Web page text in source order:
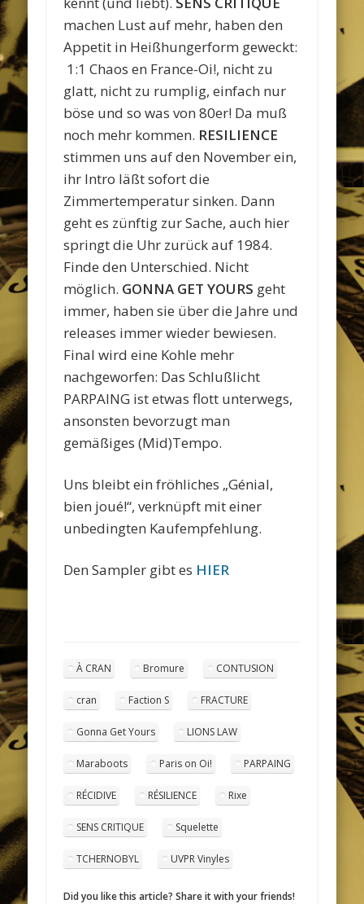
machen Lust auf mehr, haben den
Appetit in Heißhungerform geweckt:
1:1 Chaos en France-Oi!, nicht zu
glatt, nicht zu rumplig, einfach nur
böse und so was von 80er! Da muß
noch mehr kommen. RESILIENCE
stimmen uns auf den November ein,
ihr Intro läßt sofort die
Zimmertemperatur sinken. Dann
geht es zünftig zur Sache, auch hier
springt die Uhr zurück auf 1984.
Finde den Unterschied. Nicht
möglich. GONNA GET YOURS geht
immer, haben sie über die Jahre und
releases immer wieder bewiesen.
Final wird eine Kohle mehr
nachgeworfen: Das Schlußlicht
PARPAING ist etwas flott unterwegs,
ansonsten bevorzugt man
gemäßiges (Mid)Tempo.
Uns bleibt ein fröhliches „Génial,
bien joué!“, verknüpft mit einer
unbedingten Kaufempfehlung.
Den Sampler gibt es HIER
À CRAN Bromure CONTUSION
cran Faction S FRACTURE
Gonna Get Yours LIONS LAW
Maraboots Paris on Oi! PARPAING
RÉCIDIVE RÉSILIENCE Rixe
SENS CRITIQUE Squelette
TCHERNOBYL UVPR Vinyles
Did you like this article? Share it with your friends!